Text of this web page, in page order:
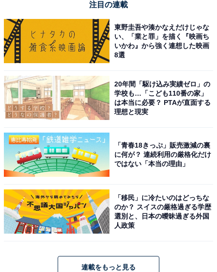
注目の連載
東野圭吾や湊かなえだけじゃな
い、「業と罪」を描く『映画ち
いかわ』から強く連想した映画
8選
20年間「駆け込み実績ゼロ」の
学校も…「こども110番の家」
は本当に必要？ PTAが直面する
理想と現実
「青春18きっぷ」販売激減の裏
に何が？ 連続利用の厳格化だけ
ではない「本当の理由」
「移民」に冷たいのはどっちな
のか？ スイスの厳格過ぎる学歴
選別と、日本の曖昧過ぎる外国
人政策
連載をもっと見る